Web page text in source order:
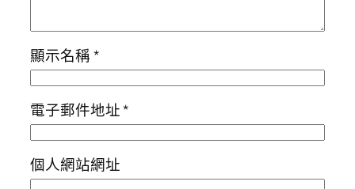
顯示名稱*
電子郵件地址*
個人網站網址